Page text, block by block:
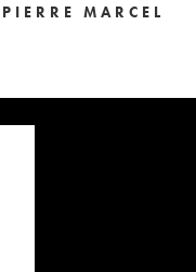
MARCEL